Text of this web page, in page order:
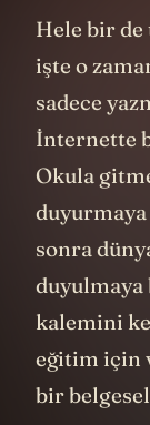
Hele bir
işte o
sadece
İnternette
Okula
duyurmaya
sonra
duyulmaya
kalemini
eğitim için
bir belgesel